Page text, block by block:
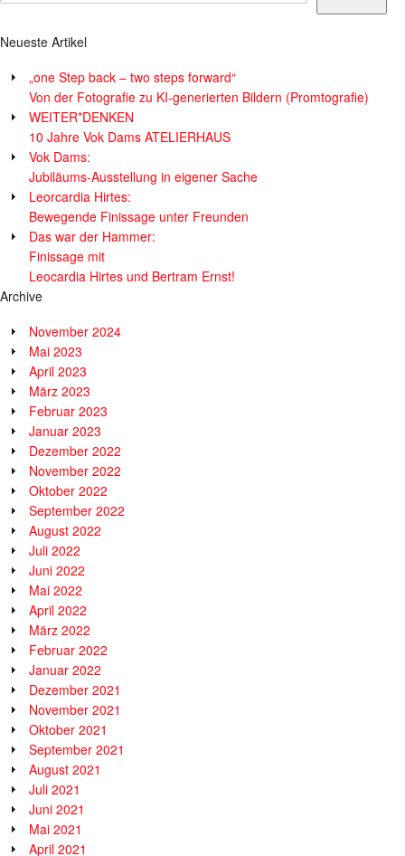
Neueste Artikel
„one Step back – two steps forward“
Von der Fotografie zu KI-generierten Bildern (Promtografie)
WEITER*DENKEN
10 Jahre Vok Dams ATELIERHAUS
Vok Dams:
Jubiläums-Ausstellung in eigener Sache
Leorcardia Hirtes:
Bewegende Finissage unter Freunden
Das war der Hammer:
Finissage mit
Leocardia Hirtes und Bertram Ernst!
Archive
November 2024
Mai 2023
April 2023
März 2023
Februar 2023
Januar 2023
Dezember 2022
November 2022
Oktober 2022
September 2022
August 2022
Juli 2022
Juni 2022
Mai 2022
April 2022
März 2022
Februar 2022
Januar 2022
Dezember 2021
November 2021
Oktober 2021
September 2021
August 2021
Juli 2021
Juni 2021
Mai 2021
April 2021